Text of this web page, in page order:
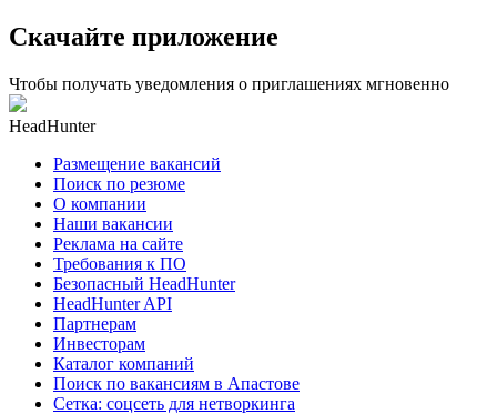
Скачайте приложение
Чтобы получать уведомления о приглашениях мгновенно
HeadHunter
Размещение вакансий
Поиск по резюме
О компании
Наши вакансии
Реклама на сайте
Требования к ПО
Безопасный HeadHunter
HeadHunter API
Партнерам
Инвесторам
Каталог компаний
Поиск по вакансиям в Апастове
Сетка: соцсеть для нетворкинга